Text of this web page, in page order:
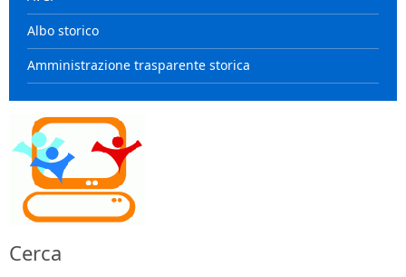
Albo storico
Amministrazione trasparente storica
Cerca